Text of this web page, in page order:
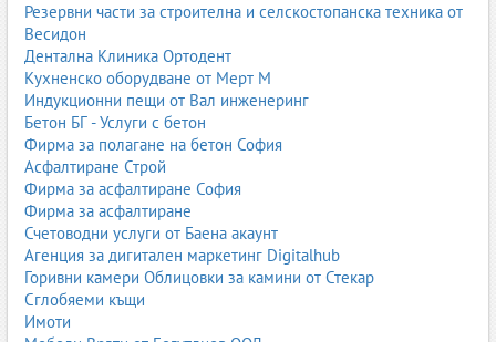
Резервни части за строителна и селскостопанска техника от
Весидон
Дентална Клиника Ортодент
Кухненско оборудване от Мерт М
Индукционни пещи от Вал инженеринг
Бетон БГ - Услуги с бетон
Фирма за полагане на бетон София
Асфалтиране Строй
Фирма за асфалтиране София
Фирма за асфалтиране
Счетоводни услуги от Баена акаунт
Агенция за дигитален маркетинг Digitalhub
Горивни камери Облицовки за камини от Стекар
Сглобяеми къщи
Имоти